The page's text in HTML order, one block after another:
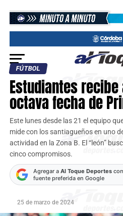
FÚTBOL
Estudiantes
octava fecha de
Este lunes desde las 21 el equipo
mide con los santiagueños en uno
actividad en la Zona B. El “león”
cinco compromisos.
Agregar a Al Toque Deportes
fuente preferida en Google
25 de marzo de 2024